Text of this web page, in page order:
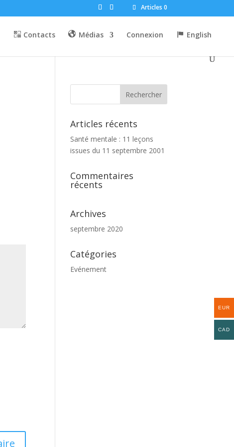
Articles 0
Contacts Médias Connexion English
Articles récents
Santé mentale : 11 leçons
issues du 11 septembre 2001
Commentaires
récents
Archives
septembre 2020
Catégories
Evénement
EUR
CAD